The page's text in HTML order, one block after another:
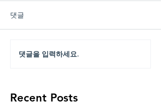
댓글
댓글을 입력하세요.
Recent Posts